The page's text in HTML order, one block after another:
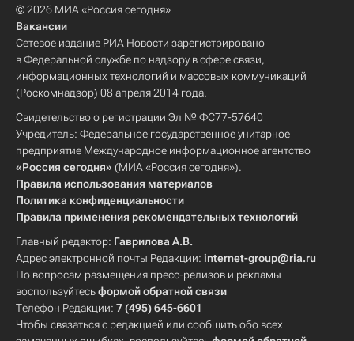
© 2026 МИА «Россия сегодня»
Вакансии
Сетевое издание РИА Новости зарегистрировано
в Федеральной службе по надзору в сфере связи,
информационных технологий и массовых коммуникаций
(Роскомнадзор) 08 апреля 2014 года.
Свидетельство о регистрации Эл № ФС77-57640
Учредитель: Федеральное государственное унитарное
предприятие Международное информационное агентство
«Россия сегодня» (МИА «Россия сегодня»).
Правила использования материалов
Политика конфиденциальности
Правила применения рекомендательных технологий
Главный редактор: Гаврилова А.В.
Адрес электронной почты Редакции: internet-group@ria.ru
По вопросам размещения пресс-релизов и рекламы
воспользуйтесьформой обратной связи
Телефон Редакции: 7 (495) 645-6601
Чтобы связаться с редакцией или сообщить обо всех